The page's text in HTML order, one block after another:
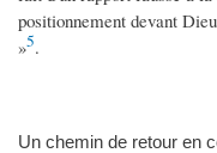
positionnement devant
»5.
Un chemin de retour en